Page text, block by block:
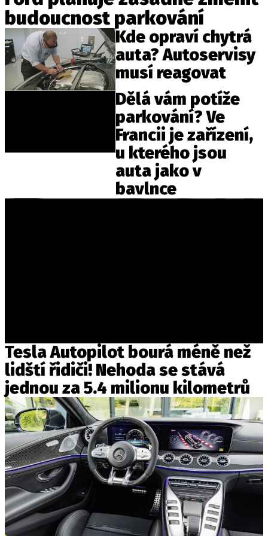
ELEKTRO
NOVINKY ZE SVĚTA EV
TESTY ELEKTROMOBILŮ
TRH S ELEKTROMOBILY
RALLY
OSTATNÍ
TISKOVKY
ROZHOVORY
DAKAR
Z DOMOVA
SLEDUJTE NÁS NA|
Máte příběh, fotku nebo video?
Pošlete e-mail na autoroad.cz
ETICKÝ KODEX
KONTAKT
VYDAVATEL
INZERCE
OSOBNÍ ÚDAJE / COOKIES
budoucnost parkování
Kde opraví chytrá
auta? Autoservisy
musí reagovat
Dělá vám potíže
parkování? Ve
Francii je zařízení,
u kterého jsou
auta jako v
bavlnce
Tesla Autopilot bourá méně než
lidští řidiči! Nehoda se stává
jednou za 5.4 milionu kilometrů